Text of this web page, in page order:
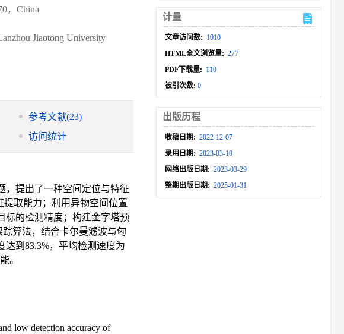
，China
Jiaotong University
参考文献(23)
访问统计
，提出了一种空间定位与特征
提取能力；利用异物空间位置
标的检测精度；构建金字塔预
算法，结合卡尔曼滤波与匈
到83.3%，平均检测速度为
。
low detection accuracy of
计量
文章访问数: 1010
HTML全文浏览量: 277
PDF下载量: 110
被引次数:0
出版历程
收稿日期: 2022-12-07
录用日期: 2023-03-10
网络出版日期: 2023-03-29
整期出版日期: 2025-01-31